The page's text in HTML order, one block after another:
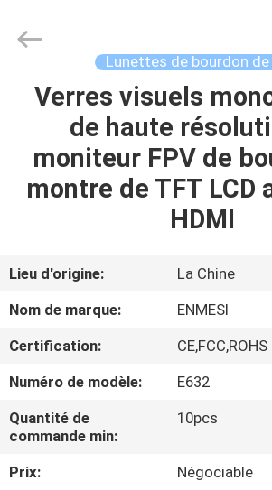
MAISON
PRODUITS
DE
NOUS
VISITE
D'USINE
CONTRÔLE
DE
Intelligence
Technology
Reserved.
Lunettes de bourdon de
Verres visuels
de haute
moniteur FPV de
montre de TFT LCD
HDMI
Lieu d'origine:
La Chine
Nom de marque:
ENMESI
Certification:
CE,FCC,ROHS
Numéro de modèle:
E632
Quantité de
commande min:
10pcs
Prix:
Négociable